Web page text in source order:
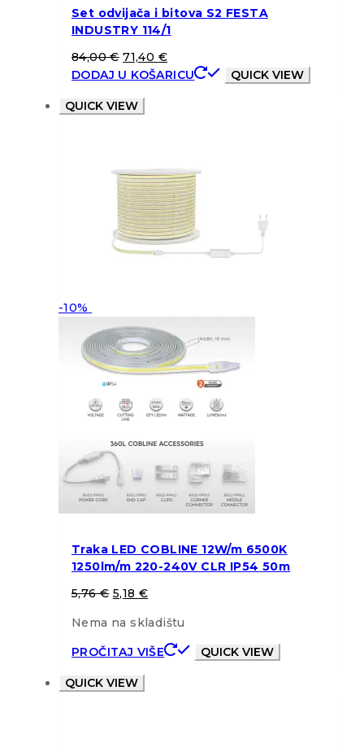
Set odvijača i bitova S2 FESTA
INDUSTRY 114/1
84,00€ 71,40 €
DODAJ U KOŠARICU
QUICK VIEW
QUICK VIEW
-10%
Traka LED COBLINE 12W/m 6500K
1250lm/m 220-240V CLR IP54 50m
5,76€ 5,18 €
Nema na skladištu
PROČITAJ VIŠE
QUICK VIEW
QUICK VIEW